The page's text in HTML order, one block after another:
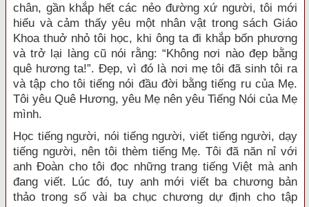
chân, gần khắp hết các nẻo đường xứ người, tôi mới
hiểu và cảm thấy yêu một nhân vật trong sách Giáo
Khoa thuở nhỏ tôi học, khi ông ta đi khắp bốn phương
và trở lại làng cũ nói rằng: “Không nơi nào đẹp bằng
quê hương ta!”. Đẹp, vì đó là nơi mẹ tôi đã sinh tôi ra
và tập cho tôi tiếng nói đầu đời bằng tiếng ru của Mẹ.
Tôi yêu Quê Hương, yêu Mẹ nên yêu Tiếng Nói của Mẹ
mình.
Học tiếng người, nói tiếng người, viết tiếng người, dạy
tiếng người, nên tôi thèm tiếng Mẹ. Tôi đã năn nỉ với
anh Đoàn cho tôi đọc những trang tiếng Việt mà anh
đang viết. Lúc đó, tuy anh mới viết ba chương bản
thảo trong số vài ba chục chương dự định cho tập